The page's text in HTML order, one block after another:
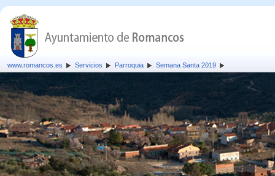
www.romancos.es Servicios Parroquia Semana Santa 2019